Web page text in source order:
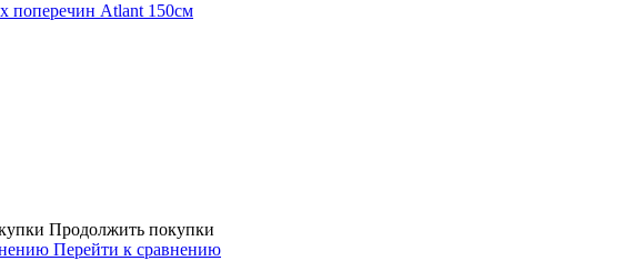
поперечин Atlant 150см
Продолжить покупки
Перейти к сравнению